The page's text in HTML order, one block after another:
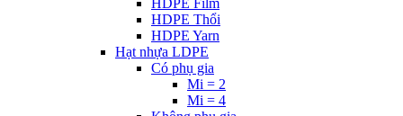
HDPE Film
HDPE Thổi
HDPE Yarn
Hạt nhựa LDPE
Có phụ gia
Mi = 2
Mi = 4